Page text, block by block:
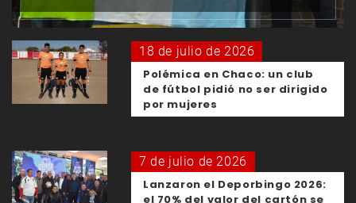
18 de julio de 2026
Polémica en Chaco: un club
de fútbol pidió no ser dirigido
por mujeres
7 de julio de 2026
Lanzaron el Deporbingo 2026:
el 70% del valor del cartón se